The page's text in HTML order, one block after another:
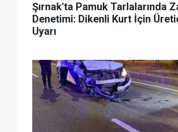
Şırnak'ta Pamuk Tarlalarında
Denetimi: Dikenli Kurt İçin
Uyarı